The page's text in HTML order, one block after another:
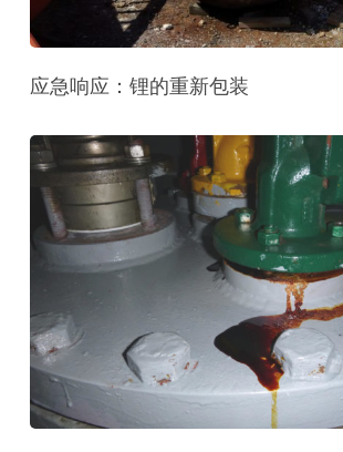
应急响应：锂的重新包装